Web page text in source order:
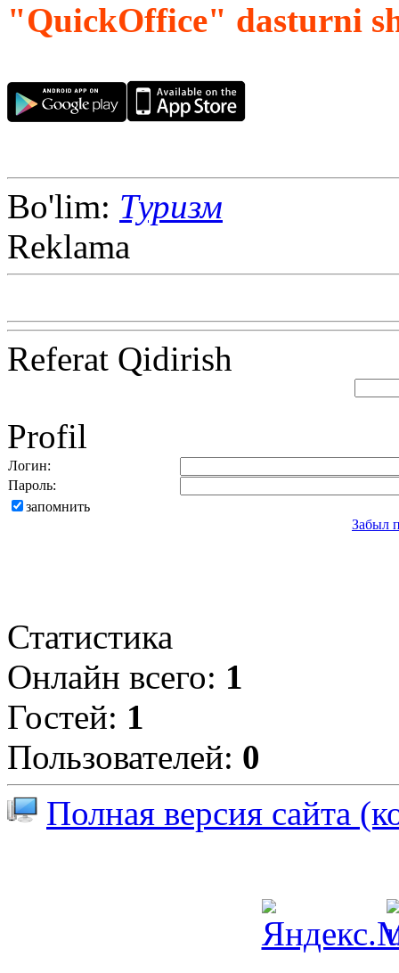
"QuickOffice" dasturni
Bo'lim: Туризм
Reklama
Referat Qidirish
Profil
Логин:
Пароль:
запомнить
Забыл
Статистика
Онлайн всего: 1
Гостей: 1
Пользователей: 0
Полная версия сайта